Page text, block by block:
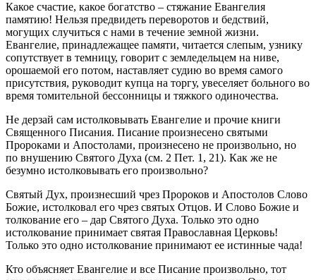
Какое счастие, какое богатство – стяжание Евангелия
памятию! Нельзя предвидеть переворотов и бедствий,
могущих случиться с нами в течение земной жизни.
Евангелие, принадлежащее памяти, читается слепым, узнику
сопутствует в темницу, говорит с земледельцем на ниве,
орошаемой его потом, наставляет судию во время самого
присутствия, руководит купца на торгу, увеселяет больного во
время томительной бессонницы и тяжкого одиночества.
Не дерзай сам истолковывать Евангелие и прочие книги
Священного Писания. Писание произнесено святыми
Пророками и Апостолами, произнесено не произвольно, но
по внушению Святого Духа (см. 2 Пет. 1, 21). Как же не
безумно истолковывать его произвольно?
Святый Дух, произнесший чрез Пророков и Апостолов Слово
Божие, истолковал его чрез святых Отцов. И Слово Божие и
толкование его – дар Святого Духа. Только это одно
истолкование принимает святая Православная Церковь!
Только это одно истолкование принимают ее истинные чада!
Кто объясняет Евангелие и все Писание произвольно, тот